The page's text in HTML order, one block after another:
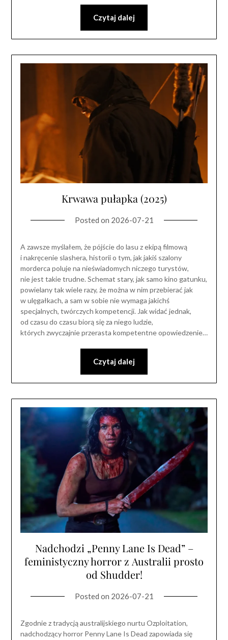
Czytaj dalej
Krwawa pułapka (2025)
Posted on 2026-07-21
A zawsze myślałem, że pójście do lasu z ekipą filmową
i nakręcenie slashera, historii o tym, jak jakiś szalony
morderca poluje na nieświadomych niczego turystów,
nie jest takie trudne. Schemat stary, jak samo kino gatunku,
powielany tak wiele razy, że można w nim przebierać jak
w ulęgałkach, a sam w sobie nie wymaga jakichś
specjalnych, twórczych kompetencji. Jak widać jednak,
od czasu do czasu biorą się za niego ludzie,
których zwyczajnie przerasta kompetentne opowiedzenie…
Czytaj dalej
Nadchodzi „Penny Lane Is Dead” –
feministyczny horror z Australii prosto
od Shudder!
Posted on 2026-07-21
Zgodnie z tradycją australijskiego nurtu Ozploitation,
nadchodzący horror Penny Lane Is Dead zapowiada się